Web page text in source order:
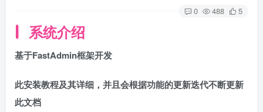
0 488 5
系统介绍
基于FastAdmin框架开发
此安装教程及其详细，并且会根据功能的更新迭代不断更新
此文档